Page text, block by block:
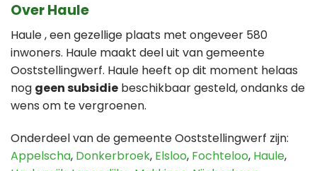
Over Haule
Haule , een gezellige plaats met ongeveer 580
inwoners. Haule maakt deel uit van gemeente
Ooststellingwerf. Haule heeft op dit moment helaas
nog geen subsidie beschikbaar gesteld, ondanks de
wens om te vergroenen.
Onderdeel van de gemeente Ooststellingwerf zijn:
Appelscha, Donkerbroek, Elsloo, Fochteloo, Haule,